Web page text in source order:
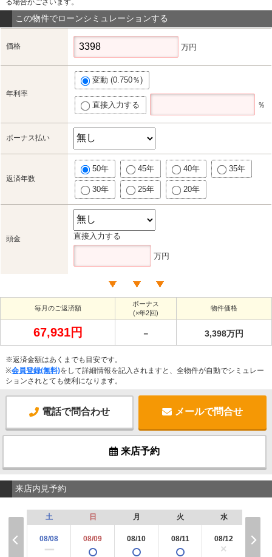
る場合がございます。
この物件でローンシミュレーションする
価格 万円
年利率
変動 (0.750％)
直接入力する ％
ボーナス払い
返済年数
50年 45年 40年 35年
30年 25年 20年
頭金 直接入力する
万円
毎月のご返済額
ボーナス
(×年2回)
物件価格
67,931円 － 3,398万円
※返済金額はあくまでも目安です。
※会員登録(無料)をして詳細情報を記入されますと、全物件が自動でシミュレー
ションされとても便利になります。
電話で問合わせ メールで問合せ
来店予約
来店内見予約
土
08/08
ー
日
08/09
月
08/10
火
08/11
水
08/12
×